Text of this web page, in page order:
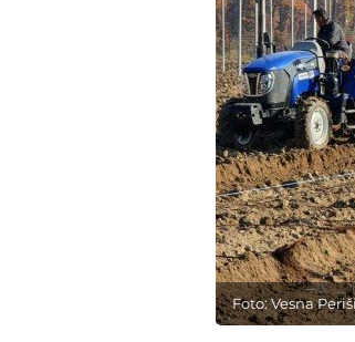
Foto: Vesna